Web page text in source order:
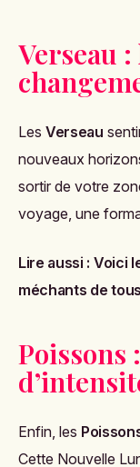
Verseau :
Les Verseau
nouveaux
sortir de votre
voyage, une
Lire aussi : Voici
méchants de tous
Poissons
Enfin, les
Cette Nouvelle